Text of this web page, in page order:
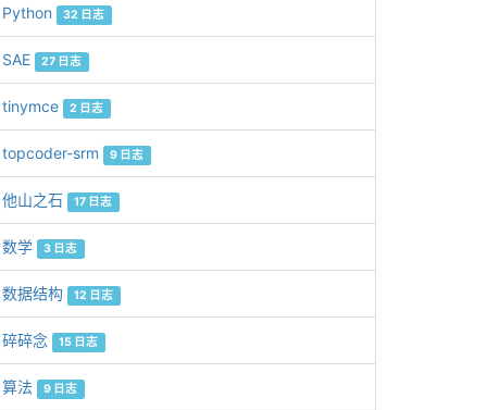
Python 32 日志
SAE 27 日志
tinymce 2 日志
topcoder-srm 9 日志
他山之石 17 日志
数学 3 日志
数据结构 12 日志
碎碎念 15 日志
算法 9 日志